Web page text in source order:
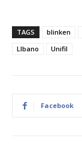
TAGS blinken
LIbano
Unifil
Facebook